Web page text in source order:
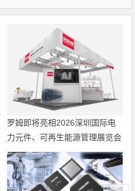
罗姆即将亮相2026深圳国际电
力元件、可再生能源管理展览会
暨研讨会